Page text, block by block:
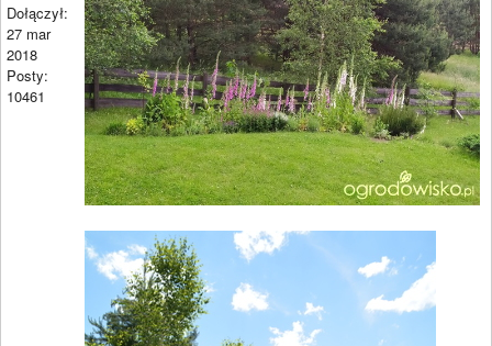
Dołączył:
27 mar
2018
Posty:
10461